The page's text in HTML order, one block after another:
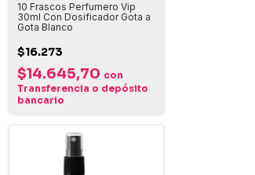
10 Frascos Perfumero Vip
30ml Con Dosificador Gota a
Gota Blanco
$16.273
$14.645,70 con
Transferencia o depósito
bancario